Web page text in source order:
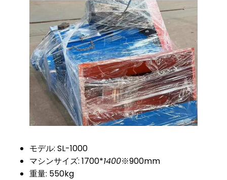
モデル: SL-1000
マシンサイズ: 1700*1400※900mm
重量: 550kg